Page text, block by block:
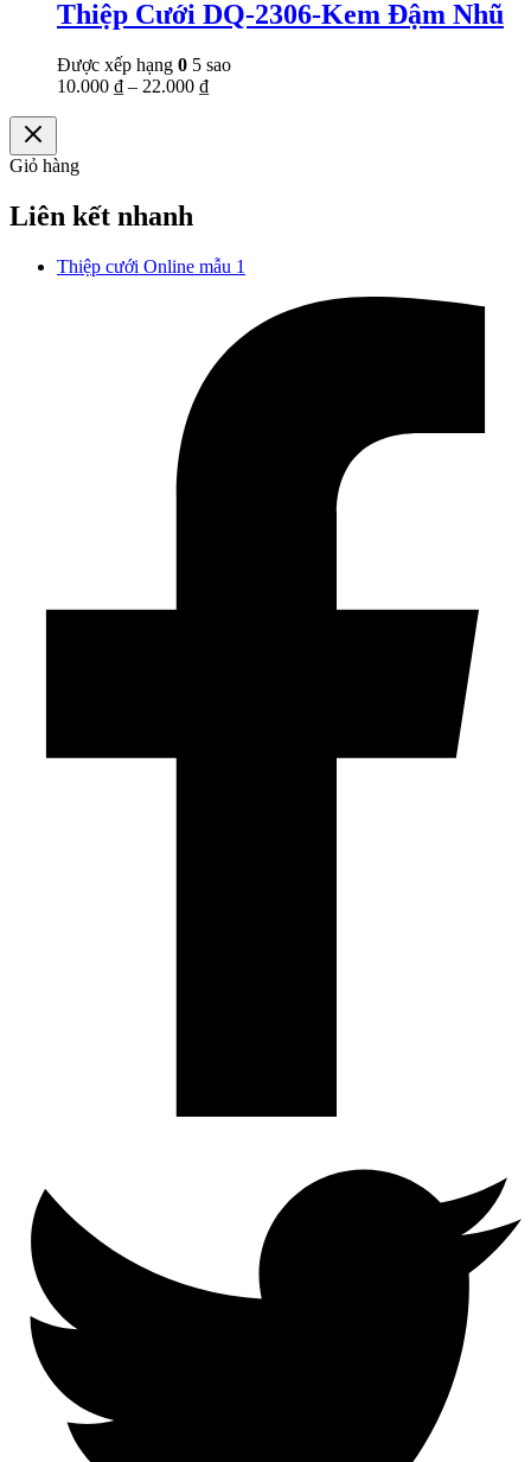
Thiệp Cưới DQ-2306-Kem Đậm Nhũ
Được xếp hạng 0 5 sao
10.000 ₫ – 22.000 ₫
Giỏ hàng
Liên kết nhanh
Thiệp cưới Online mẫu 1